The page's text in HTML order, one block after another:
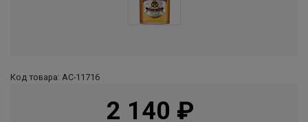
Код товара: АС-11716
2 140